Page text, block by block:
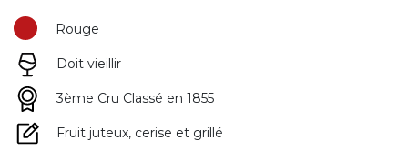
Rouge
Doit vieillir
3ème Cru Classé en 1855
Fruit juteux, cerise et grillé